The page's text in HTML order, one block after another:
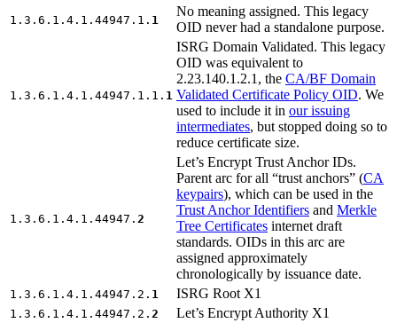
1.3.6.1.4.1.44947.1. 1
No meaning assigned. This legacy
OID never had a standalone purpose.
1.3.6.1.4.1.44947.1.1. 1
ISRG Domain Validated. This legacy
OID was equivalent to
2.23.140.1.2.1, the CA/BF Domain
Validated Certificate Policy OID. We
used to include it in our issuing
intermediates, but stopped doing so to
reduce certificate size.
1.3.6.1.4.1.44947. 2
Let’s Encrypt Trust Anchor IDs.
Parent arc for all “trust anchors” (CA
keypairs), which can be used in the
Trust Anchor Identifiers and Merkle
Tree Certificates internet draft
standards. OIDs in this arc are
assigned approximately
chronologically by issuance date.
1.3.6.1.4.1.44947.2. 1 ISRG Root X1
1.3.6.1.4.1.44947.2. 2 Let’s Encrypt Authority X1